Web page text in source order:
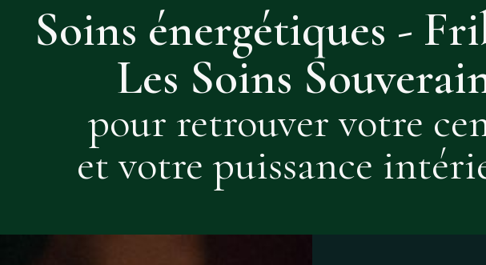
du Soi
Soins énergétiques -
Les Soins
pour retrouver votre
et votre puissance